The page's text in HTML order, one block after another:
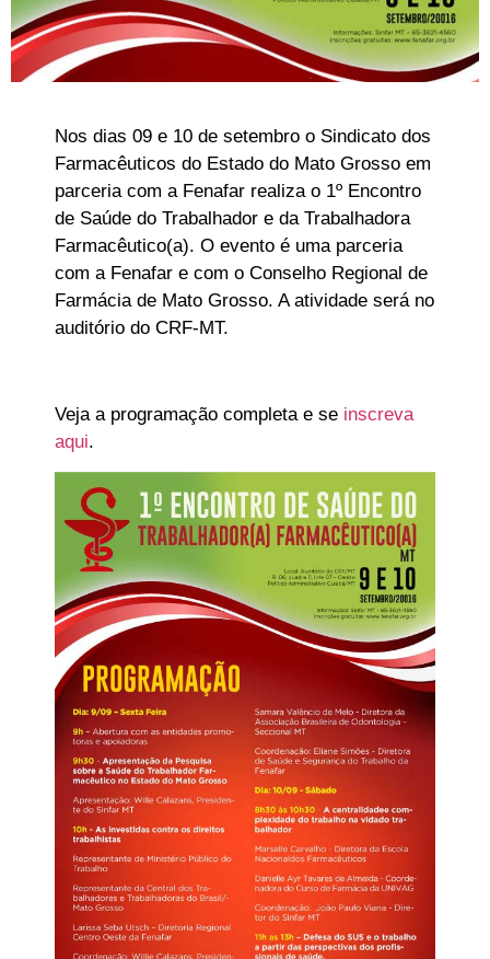
Nos dias 09 e 10 de setembro o Sindicato dos
Farmacêuticos do Estado do Mato Grosso em
parceria com a Fenafar realiza o 1º Encontro
de Saúde do Trabalhador e da Trabalhadora
Farmacêutico(a). O evento é uma parceria
com a Fenafar e com o Conselho Regional de
Farmácia de Mato Grosso. A atividade será no
auditório do CRF-MT.
Veja a programação completa e se inscreva
aqui.